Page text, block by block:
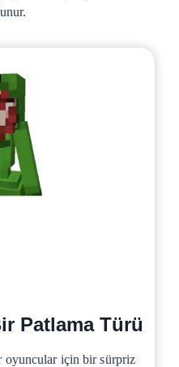
Patlama Türü
oyuncular için bir sürpriz